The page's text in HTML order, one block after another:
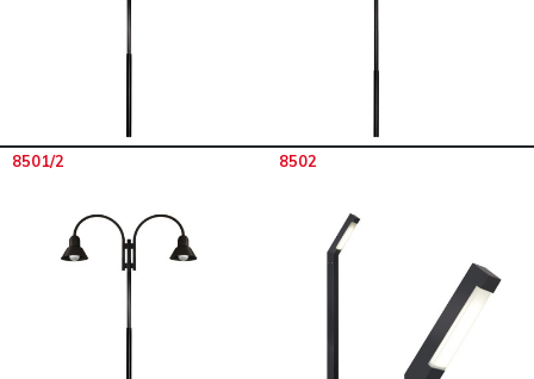
8501/2 8502